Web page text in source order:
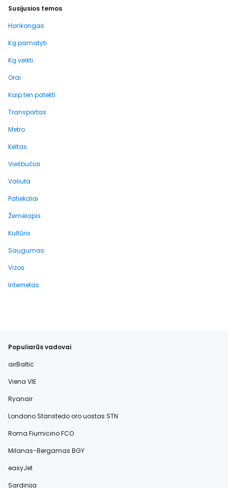
Susijusios temos
Honkongas
Ką pamatyti
Ką veikti
Orai
Kaip ten patekti
Transportas
Metro
Keltas
Viešbučiai
Valiuta
Patiekalai
Žemėlapis
Kultūra
Saugumas
Vizos
Internetas
Populiarūs vadovai
airBaltic
Viena VIE
Ryanair
Londono Stanstedo oro uostas STN
Roma Fiumicino FCO
Milanas-Bergamas BGY
easyJet
Sardinija